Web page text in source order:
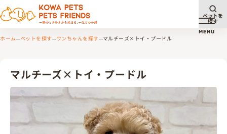
メニ
MENU
ペットを
探す
ホーム ペットを探す ワンちゃんを探す マルチーズ×トイ・プードル
マルチーズ×トイ・プードル